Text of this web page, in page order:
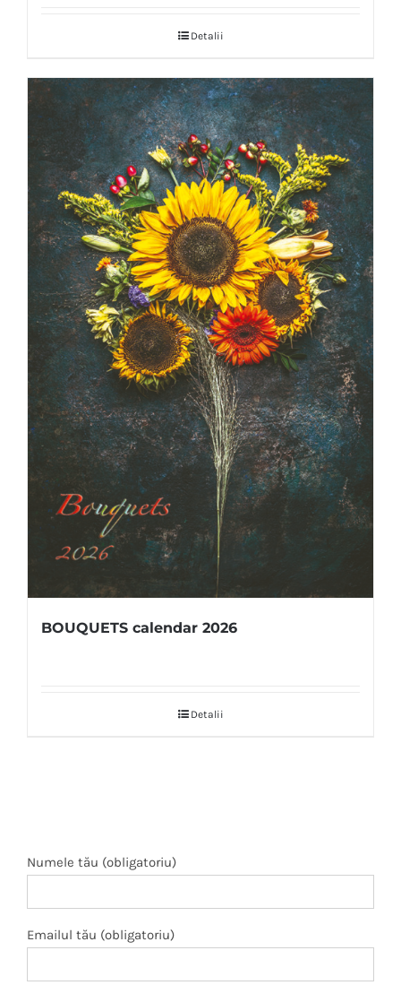
Detalii
BOUQUETS calendar 2026
Detalii
Numele tău (obligatoriu)
Emailul tău (obligatoriu)